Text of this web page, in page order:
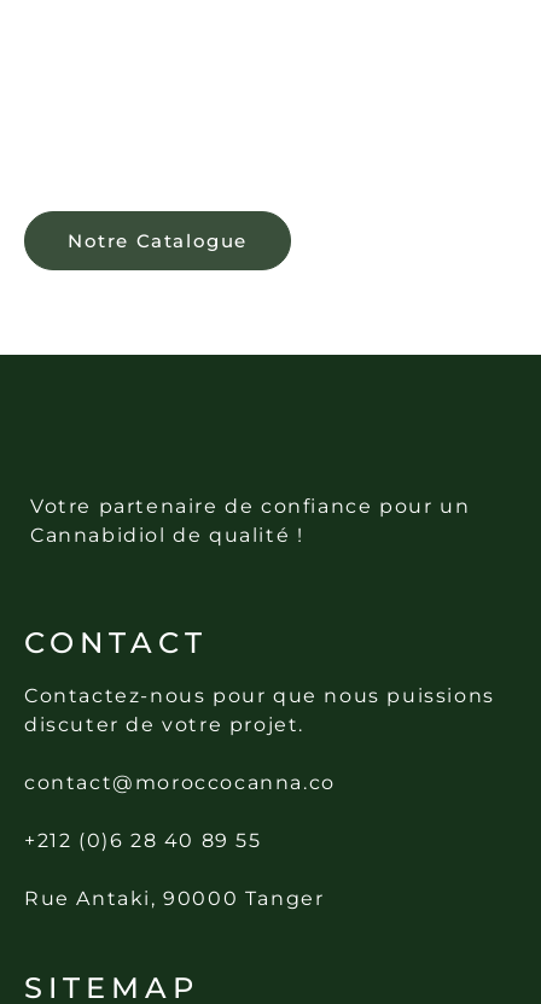
Notre Catalogue
Votre partenaire de confiance pour un
Cannabidiol de qualité !
CONTACT
Contactez-nous pour que nous puissions
discuter de votre projet.
contact@moroccocanna.co
+212 (0)6 28 40 89 55
Rue Antaki, 90000 Tanger
SITEMAP